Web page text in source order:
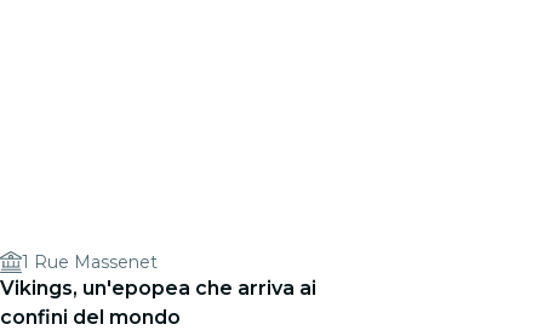
1 Rue Massenet
Vikings, un'epopea che arriva ai
confini del mondo